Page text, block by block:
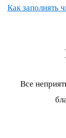
Как заполнять
Все